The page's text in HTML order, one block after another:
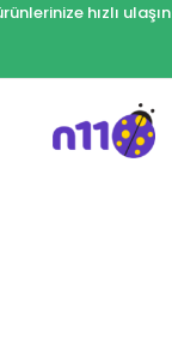
hızlı ulaşın